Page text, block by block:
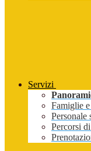
Servizi
Famiglie
Personale
Percorsi